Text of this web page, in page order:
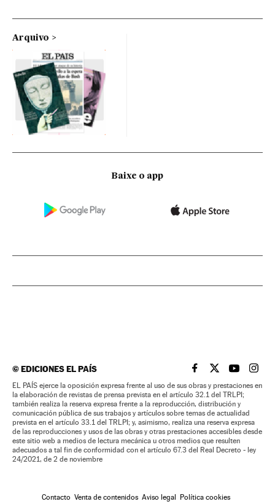
Arquivo
Baixe o app
©EDICIONES EL PAÍS EL PAÍS BRASIL EN
EL PAÍSEL PAÍS
EL
EL PAÍS ejerce la oposición expresa frente al uso de sus obras y prestaciones en
la elaboración de revistas de prensa prevista en el artículo 32.1 del TRLPI;
también realiza la reserva expresa frente a la reproducción, distribución y
comunicación pública de sus trabajos y artículos sobre temas de actualidad
prevista en el artículo 33.1 del TRLPI; y, asimismo, realiza una reserva expresa
de las reproducciones y usos de las obras y otras prestaciones accesibles desde
este sitio web a medios de lectura mecánica u otros medios que resulten
adecuados a tal fin de conformidad con el artículo 67.3 del Real Decreto - ley
24/2021, de 2 de noviembre
Contacto Venta de contenidos Aviso legal Política cookies